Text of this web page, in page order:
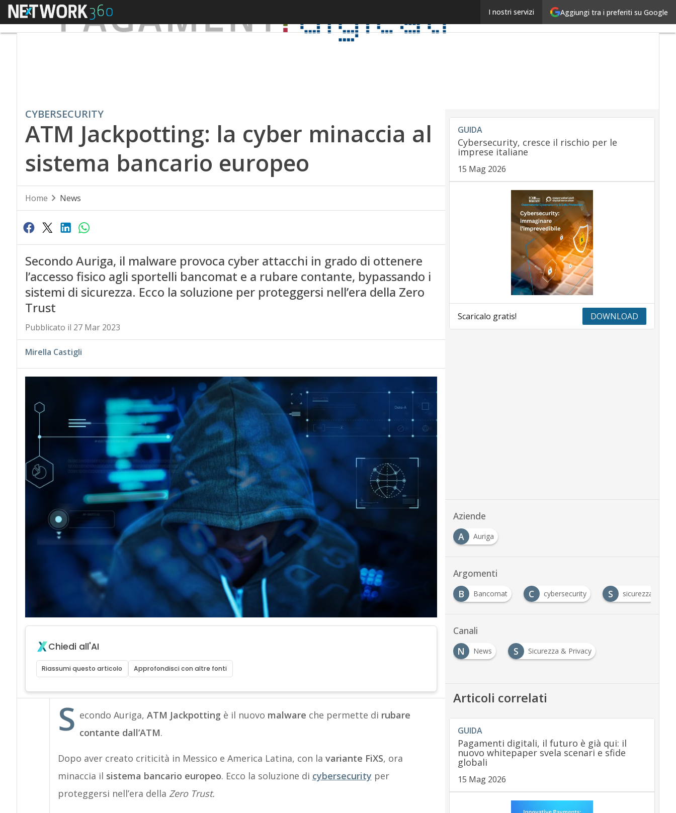
Aggiungi tra i preferiti su Google
I nostri servizi
Menu ATM Jackpotting: la cyber minaccia al sistema
CYBERSECURITY
ATM Jackpotting: la cyber minaccia al
sistema bancario europeo
Home News
Secondo Auriga, il malware provoca cyber attacchi in grado di ottenere
l’accesso fisico agli sportelli bancomat e a rubare contante, bypassando i
sistemi di sicurezza. Ecco la soluzione per proteggersi nell’era della Zero
Trust
Pubblicato il 27 Mar 2023
Mirella Castigli
Chiedi all'AI
Riassumi questo articolo Approfondisci con altre fonti
S econdo Auriga, ATM Jackpotting è il nuovo malware che permette di rubare
contante dall’ATM.
Dopo aver creato criticità in Messico e America Latina, con la variante FiXS, ora
minaccia il sistema bancario europeo. Ecco la soluzione di cybersecurity per
proteggersi nell’era della Zero Trust.
GUIDA
Cybersecurity, cresce il rischio per le
imprese italiane
15 Mag 2026
Scaricalo gratis! DOWNLOAD
Aziende
A
Auriga
Argomenti
B Bancomat C cybersecurity S sicurezza
Canali
N
News S Sicurezza & Privacy
Articoli correlati
GUIDA
Pagamenti digitali, il futuro è già qui: il
nuovo whitepaper svela scenari e sfide
globali
15 Mag 2026